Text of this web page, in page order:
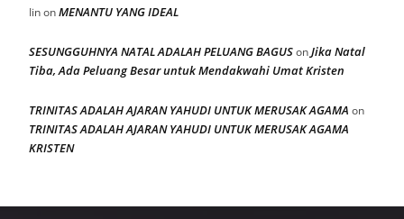
IinonMENANTU YANG IDEAL
SESUNGGUHNYA NATAL ADALAH PELUANG BAGUSonJika Natal
Tiba, Ada Peluang Besar untuk Mendakwahi Umat Kristen
TRINITAS ADALAH AJARAN YAHUDI UNTUK MERUSAK AGAMA on
TRINITAS ADALAH AJARAN YAHUDI UNTUK MERUSAK AGAMA
KRISTEN